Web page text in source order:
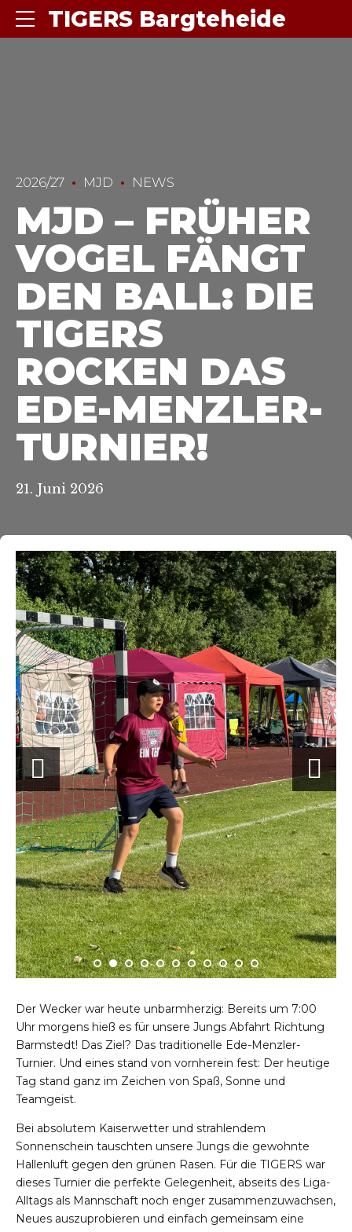
TIGERS Bargteheide
2026/27 MJD NEWS
MJD – FRÜHER
VOGEL FÄNGT
DEN BALL: DIE
TIGERS
ROCKEN DAS
EDE-MENZLER-
TURNIER!
21. Juni 2026
Der Wecker war heute unbarmherzig: Bereits um 7:00
Uhr morgens hieß es für unsere Jungs Abfahrt Richtung
Barmstedt! Das Ziel? Das traditionelle Ede-Menzler-
Turnier. Und eines stand von vornherein fest: Der heutige
Tag stand ganz im Zeichen von Spaß, Sonne und
Teamgeist.
Bei absolutem Kaiserwetter und strahlendem
Sonnenschein tauschten unsere Jungs die gewohnte
Hallenluft gegen den grünen Rasen. Für die TIGERS war
dieses Turnier die perfekte Gelegenheit, abseits des Liga-
Alltags als Mannschaft noch enger zusammenzuwachsen,
Neues auszuprobieren und einfach gemeinsam eine